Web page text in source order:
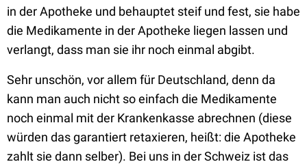
in der Apotheke und behauptet steif und fest, sie habe
die Medikamente in der Apotheke liegen lassen und
verlangt, dass man sie ihr noch einmal abgibt.
Sehr unschön, vor allem für Deutschland, denn da
kann man auch nicht so einfach die Medikamente
noch einmal mit der Krankenkasse abrechnen (diese
würden das garantiert retaxieren, heißt: die Apotheke
zahlt sie dann selber). Bei uns in der Schweiz ist das